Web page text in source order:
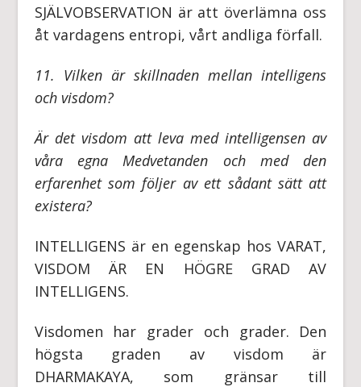
SJÄLVOBSERVATION är att överlämna oss
åt vardagens entropi, vårt andliga förfall.
11. Vilken är skillnaden mellan intelligens
och visdom?
Är det visdom att leva med intelligensen av
våra egna Medvetanden och med den
erfarenhet som följer av ett sådant sätt att
existera?
INTELLIGENS är en egenskap hos VARAT,
VISDOM ÄR EN HÖGRE GRAD AV
INTELLIGENS.
Visdomen har grader och grader. Den
högsta graden av visdom är
DHARMAKAYA, som gränsar till